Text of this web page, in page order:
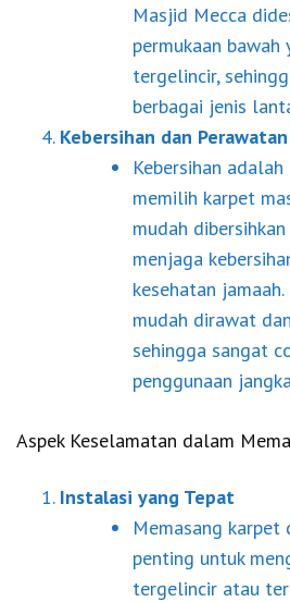
Masjid Mecca
permukaan bawah
tergelincir,
berbagai jenis
Kebersihan dan Perawatan
Kebersihan
memilih karpet
mudah
menjaga
kesehatan
mudah dirawat
sehingga sangat
penggunaan
Aspek Keselamatan dalam
Instalasi yang Tepat
Memasang karpet
penting untuk
tergelincir atau